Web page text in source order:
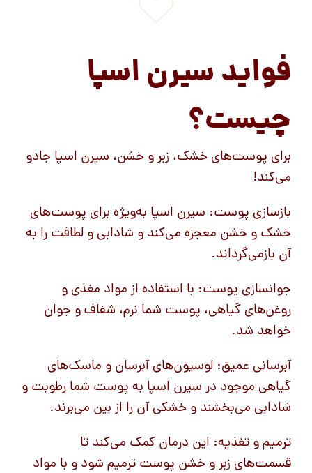
فواید سیرن اسپا
چیست؟
برای پوست‌های خشک، زبر و خشن، سیرن اسپا جادو
می‌کند!
بازسازی پوست: سیرن اسپا به‌ویژه برای پوست‌های
خشک و خشن معجزه می‌کند و شادابی و لطافت را به
آن بازمی‌گرداند.
جوانسازی پوست: با استفاده از مواد مغذی و
روغن‌های گیاهی، پوست شما نرم، شفاف و جوان
خواهد شد.
آبرسانی عمیق: لوسیون‌های آبرسان و ماسک‌های
گیاهی موجود در سیرن اسپا به پوست شما رطوبت و
شادابی می‌بخشند و خشکی آن را از بین می‌برند.
ترمیم و تغذیه: این درمان کمک می‌کند تا
قسمت‌های زبر و خشن پوست ترمیم شود و با مواد